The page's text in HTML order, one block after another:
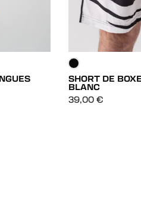
SHORT DE
BLANC
39,00 €